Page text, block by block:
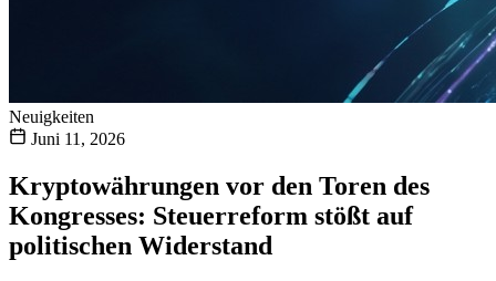
Neuigkeiten
Juni 11, 2026
Kryptowährungen vor den Toren des
Kongresses: Steuerreform stößt auf
politischen Widerstand